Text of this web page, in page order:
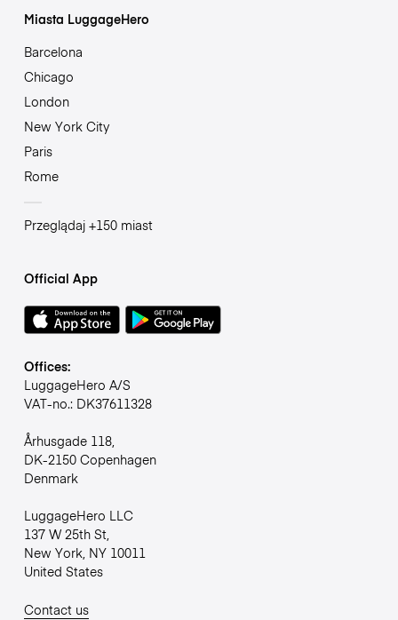
Miasta LuggageHero
Barcelona
Chicago
London
New York City
Paris
Rome
Przeglądaj +150 miast
Official App
Offices:
LuggageHero A/S
VAT-no.: DK37611328
Århusgade 118,
DK-2150 Copenhagen
Denmark
LuggageHero LLC
137 W 25th St,
New York, NY 10011
United States
Contact us